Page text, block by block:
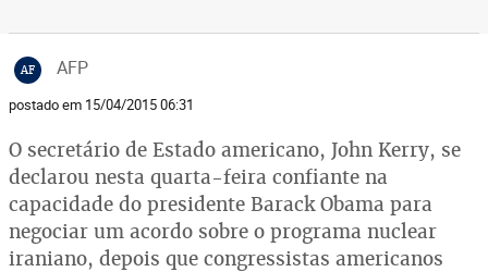
AF AFP
postado em 15/04/2015 06:31
O secretário de Estado americano, John Kerry, se
declarou nesta quarta-feira confiante na
capacidade do presidente Barack Obama para
negociar um acordo sobre o programa nuclear
iraniano, depois que congressistas americanos